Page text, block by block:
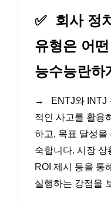
✅
회사 정
유형은 어
능수능란하
→
ENTJ와 INTJ
적인 사고를 활용
하고, 목표 달성을
숙합니다. 시장 상
ROI 제시 등을 통
실행하는 강점을